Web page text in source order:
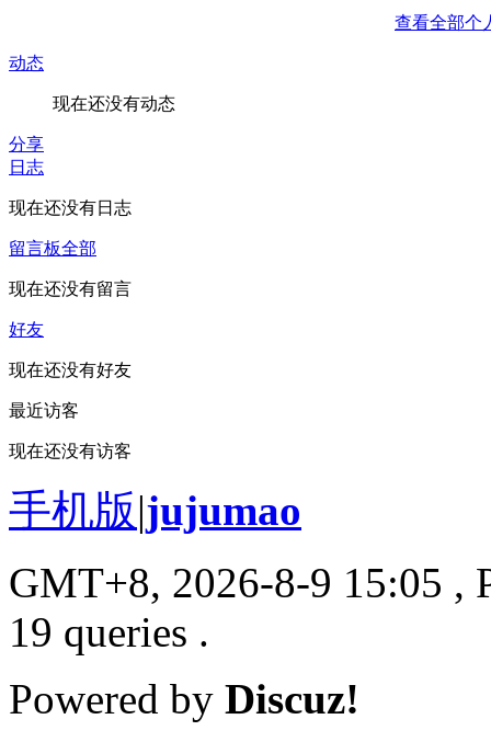
查看全部个
动态
现在还没有动态
分享
日志
现在还没有日志
留言板全部
现在还没有留言
好友
现在还没有好友
最近访客
现在还没有访客
手机版|jujumao
GMT+8, 2026-8-9 15:05 ,
19 queries .
Powered by Discuz!